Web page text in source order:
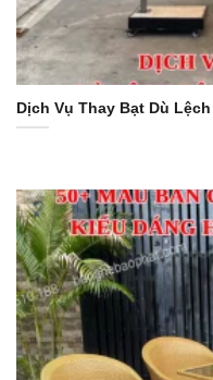
Dịch Vụ Thay Bạt Dù